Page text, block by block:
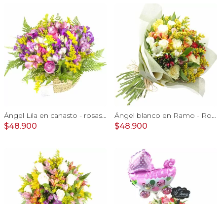
Ángel Lila en canasto - rosas lila y astromelias
$48.900
Ángel blanco en Ramo - Rosas blancas y Astromelias
$48.900